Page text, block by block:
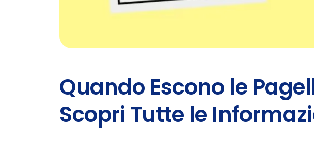
Quando Escono le
Scopri Tutte le